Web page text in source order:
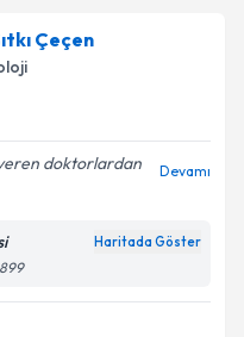
Çeçen
veren doktorlardan
Devamı
Haritada Göster